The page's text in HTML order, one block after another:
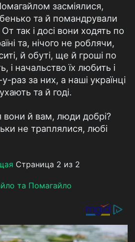
засміялися,
та й помандрували
так і досі вони ходять по
та, нічого не роблячи,
й обуті, ще й гроші по
і начальство їх любить і
раз за них, а наші українці
та й годі.
вони й вам, люди добрі?
не траплялися, любі
Страница 2 из 2
та Помагайло